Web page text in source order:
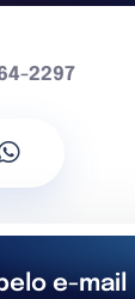
2297
e-mail